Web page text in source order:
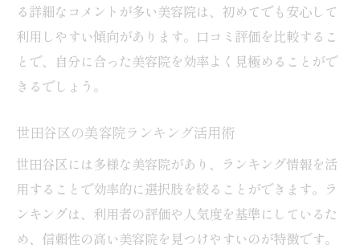
る詳細なコメントが多い美容院は、初めてでも安心して
利用しやすい傾向があります。口コミ評価を比較するこ
とで、自分に合った美容院を効率よく見極めることがで
きるでしょう。
世田谷区の美容院ランキング活用術
世田谷区には多様な美容院があり、ランキング情報を活
用することで効率的に選択肢を絞ることができます。ラ
ンキングは、利用者の評価や人気度を基準にしているた
め、信頼性の高い美容院を見つけやすいのが特徴です。